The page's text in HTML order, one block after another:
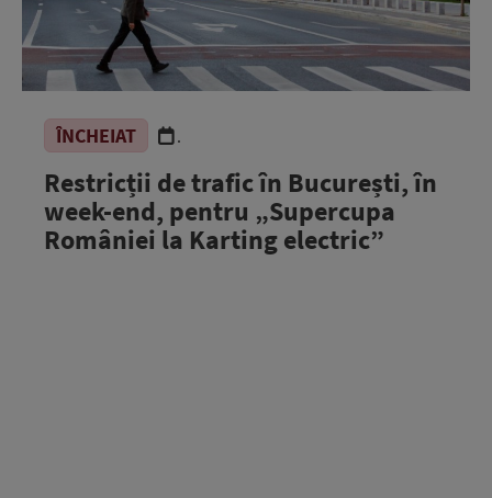
ÎNCHEIAT .
Restricții de trafic în București, în
week-end, pentru „Supercupa
României la Karting electric”